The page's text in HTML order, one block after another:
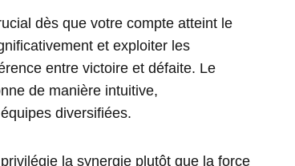
dès que votre compte atteint le
et exploiter les
entre victoire et défaite. Le
de manière intuitive,
diversifiées.
privilégie la synergie plutôt que la force